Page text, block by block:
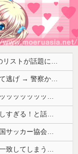
高市内閣の方針に反対した自民党議員9人のリストが話題に、「岩屋はどこへ行った？」との指摘もあるが……
岩手県宮古市議（共産）、赤旗配達中に当て逃げ → 警察から連絡が来て宮古署を訪れ事情聴取
【画像】北朝鮮のビアガール、エッッッッッッッッッッッッッッッッッ！
昭和を代表する女優の晩年があまりにも寂しすぎる！と話題に、自身の子供を餓死する寸前までネグレクトした挙句……
韓国人「英メディアや海外各社も一斉に韓国サッカー協会を巡る過去の不祥事を報道！」→「国際的な信用失墜の危機‥」
【悲報】ヤニねこで抜けるキャラ、74%が一致してしまうｗｗｗｗｗ